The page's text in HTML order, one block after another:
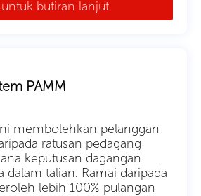
untuk butiran lanjut
PAMM
membolehkan pelanggan
ratusan pedagang
keputusan dagangan
dalam talian. Ramai daripada
lebih 100% pulangan